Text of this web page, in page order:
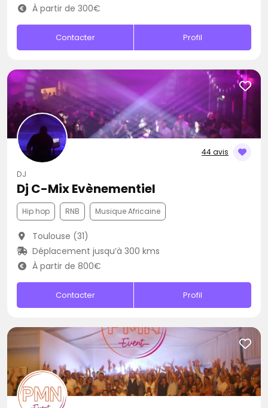
À partir de 300€
Contacter Profil
44 avis
DJ
Dj C-Mix Evènementiel
Hip hop RNB Musique Africaine
Toulouse (31)
Déplacement jusqu’à 300 kms
À partir de 800€
Contacter Profil